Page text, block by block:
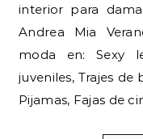
interior para
Andrea Mia
moda en: Sexy
juveniles, Trajes
Pijamas, Fajas de